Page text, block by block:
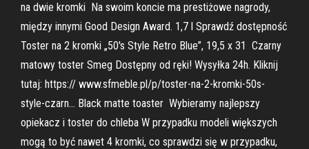
na dwie kromki Na swoim koncie ma prestiżowe nagrody,
między innymi Good Design Award. 1,7 l Sprawdź dostępność
Toster na 2 kromki „50's Style Retro Blue”, 19,5 x 31 Czarny
matowy toster Smeg Dostępny od ręki! Wysyłka 24h. Kliknij
tutaj: https:// www.sfmeble.pl/p/toster-na-2-kromki-50s-
style-czarn… Black matte toaster Wybieramy najlepszy
opiekacz i toster do chleba W przypadku modeli większych
mogą to być nawet 4 kromki, co sprawdzi się w przypadku,